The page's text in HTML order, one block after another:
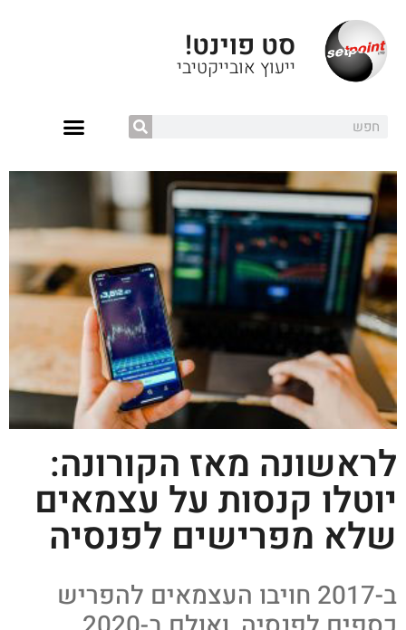
סט פוינט!
ייעוץ אובייקטיבי
לראשונה מאז הקורונה:
יוטלו קנסות על עצמאים
שלא מפרישים לפנסיה
ב-2017 חויבו העצמאים להפריש